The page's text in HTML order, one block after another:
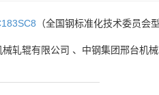
（全国钢标准化技术委员会
轧辊有限公司 、 中钢集团邢台机